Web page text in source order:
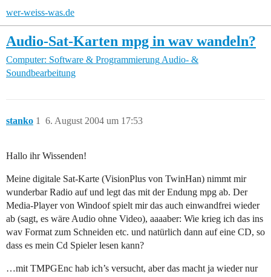
wer-weiss-was.de
Audio-Sat-Karten mpg in wav wandeln?
Computer: Software & Programmierung Audio- &
Soundbearbeitung
stanko 6. August 2004 um 17:53
1
Hallo ihr Wissenden!
Meine digitale Sat-Karte (VisionPlus von TwinHan) nimmt mir
wunderbar Radio auf und legt das mit der Endung mpg ab. Der
Media-Player von Windoof spielt mir das auch einwandfrei wieder
ab (sagt, es wäre Audio ohne Video), aaaaber: Wie krieg ich das ins
wav Format zum Schneiden etc. und natürlich dann auf eine CD, so
dass es mein Cd Spieler lesen kann?
…mit TMPGEnc hab ich’s versucht, aber das macht ja wieder nur